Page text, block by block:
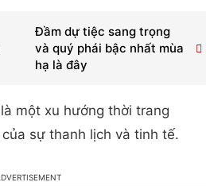
Đầm dự tiệc sang trọng
và quý phái bậc nhất mùa
hạ là đây
một xu hướng thời trang
sự thanh lịch và tinh tế.